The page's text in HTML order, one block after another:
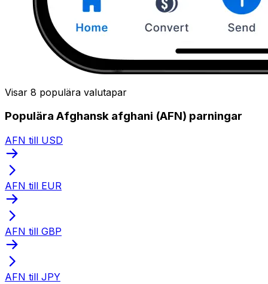
Visar 8 populära valutapar
Populära Afghansk afghani (AFN) parningar
AFN till USD
AFN till EUR
AFN till GBP
AFN till JPY